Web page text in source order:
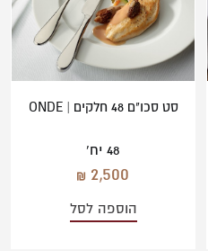
סט סכו"ם 48 חלקים | ONDE
48 יח'
2,500
הוספה לסל